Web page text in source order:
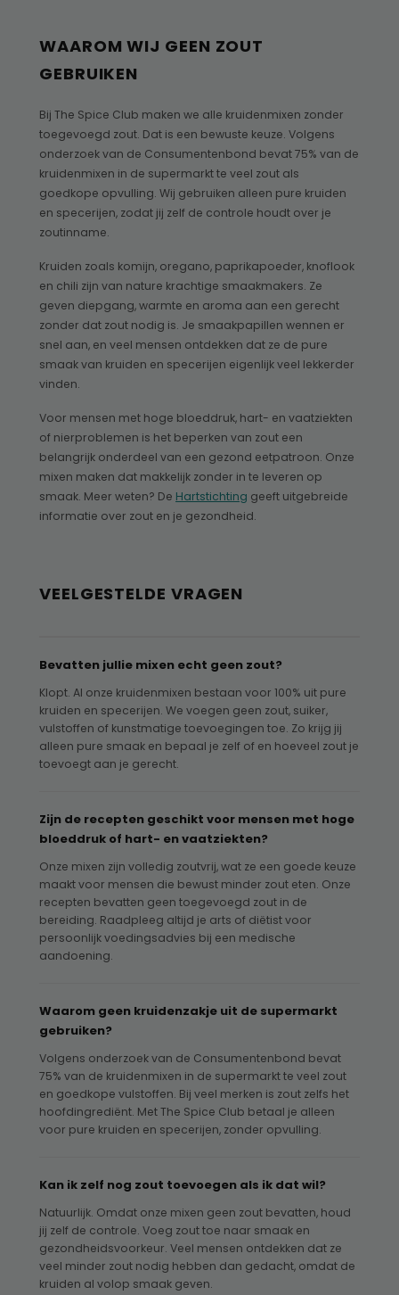
WAAROM WIJ GEEN ZOUT
GEBRUIKEN
Bij The Spice Club maken we alle kruidenmixen zonder
toegevoegd zout. Dat is een bewuste keuze. Volgens
onderzoek van de Consumentenbond bevat 75% van de
kruidenmixen in de supermarkt te veel zout als
goedkope opvulling. Wij gebruiken alleen pure kruiden
en specerijen, zodat jij zelf de controle houdt over je
zoutinname.
Kruiden zoals komijn, oregano, paprikapoeder, knoflook
en chili zijn van nature krachtige smaakmakers. Ze
geven diepgang, warmte en aroma aan een gerecht
zonder dat zout nodig is. Je smaakpapillen wennen er
snel aan, en veel mensen ontdekken dat ze de pure
smaak van kruiden en specerijen eigenlijk veel lekkerder
vinden.
Voor mensen met hoge bloeddruk, hart- en vaatziekten
of nierproblemen is het beperken van zout een
belangrijk onderdeel van een gezond eetpatroon. Onze
mixen maken dat makkelijk zonder in te leveren op
smaak. Meer weten? De Hartstichting geeft uitgebreide
informatie over zout en je gezondheid.
VEELGESTELDE VRAGEN
Bevatten jullie mixen echt geen zout?
Klopt. Al onze kruidenmixen bestaan voor 100% uit pure
kruiden en specerijen. We voegen geen zout, suiker,
vulstoffen of kunstmatige toevoegingen toe. Zo krijg jij
alleen pure smaak en bepaal je zelf of en hoeveel zout je
toevoegt aan je gerecht.
Zijn de recepten geschikt voor mensen met hoge
bloeddruk of hart- en vaatziekten?
Onze mixen zijn volledig zoutvrij, wat ze een goede keuze
maakt voor mensen die bewust minder zout eten. Onze
recepten bevatten geen toegevoegd zout in de
bereiding. Raadpleeg altijd je arts of diëtist voor
persoonlijk voedingsadvies bij een medische
aandoening.
Waarom geen kruidenzakje uit de supermarkt
gebruiken?
Volgens onderzoek van de Consumentenbond bevat
75% van de kruidenmixen in de supermarkt te veel zout
en goedkope vulstoffen. Bij veel merken is zout zelfs het
hoofdingrediënt. Met The Spice Club betaal je alleen
voor pure kruiden en specerijen, zonder opvulling.
Kan ik zelf nog zout toevoegen als ik dat wil?
Natuurlijk. Omdat onze mixen geen zout bevatten, houd
jij zelf de controle. Voeg zout toe naar smaak en
gezondheidsvoorkeur. Veel mensen ontdekken dat ze
veel minder zout nodig hebben dan gedacht, omdat de
kruiden al volop smaak geven.